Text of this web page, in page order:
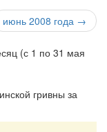
июнь 2008 года →
гривны за